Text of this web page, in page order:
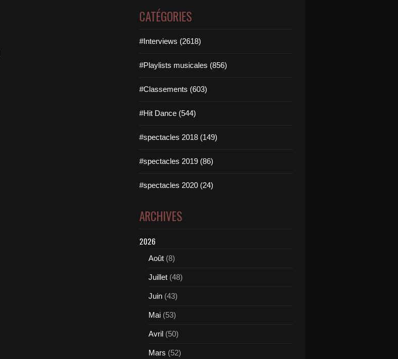
CATÉGORIES
#Interviews (2618)
#Playlists musicales (856)
#Classements (603)
#Hit Dance (544)
#spectacles 2018 (149)
#spectacles 2019 (86)
#spectacles 2020 (24)
ARCHIVES
2026
Août (8)
Juillet (48)
Juin (43)
Mai (53)
Avril (50)
Mars (52)